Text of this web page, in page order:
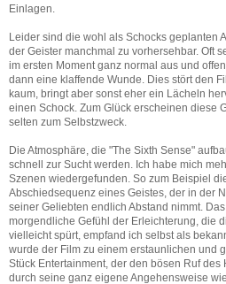
Einlagen.
Leider sind die wohl als Schocks geplanten
der Geister manchmal zu vorhersehbar. Oft
im ersten Moment ganz normal aus und
dann eine klaffende Wunde. Dies stört den
kaum, bringt aber sonst eher ein Lächeln
einen Schock. Zum Glück erscheinen diese
selten zum Selbstzweck.
Die Atmosphäre, die "The Sixth Sense"
schnell zur Sucht werden. Ich habe mich
Szenen wiedergefunden. So zum Beispiel
Abschiedsequenz eines Geistes, der in der
seiner Geliebten endlich Abstand nimmt. Das
morgendliche Gefühl der Erleichterung, die
vielleicht spürt, empfand ich selbst als
wurde der Film zu einem erstaunlichen und
Stück Entertainment, der den bösen Ruf des
durch seine ganz eigene Angehensweise